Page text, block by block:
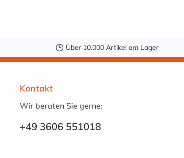
Über 10.000 Artikel am Lager
Kontakt
Wir beraten Sie gerne:
+49 3606 551018